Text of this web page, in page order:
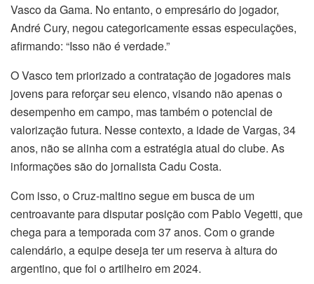
Vasco da Gama. No entanto, o empresário do jogador,
André Cury, negou categoricamente essas especulações,
afirmando: “Isso não é verdade.”
O Vasco tem priorizado a contratação de jogadores mais
jovens para reforçar seu elenco, visando não apenas o
desempenho em campo, mas também o potencial de
valorização futura. Nesse contexto, a idade de Vargas, 34
anos, não se alinha com a estratégia atual do clube. As
informações são do jornalista Cadu Costa.
Com isso, o Cruz-maltino segue em busca de um
centroavante para disputar posição com Pablo Vegetti, que
chega para a temporada com 37 anos. Com o grande
calendário, a equipe deseja ter um reserva à altura do
argentino, que foi o artilheiro em 2024.